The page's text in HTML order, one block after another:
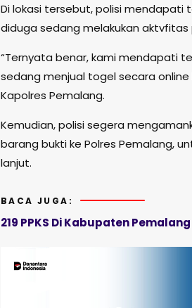
Di lokasi tersebut, polisi mendapati
diduga sedang melakukan aktvfitas
“Ternyata benar, kami mendapati
sedang menjual togel secara
Kapolres Pemalang.
Kemudian, polisi segera
barang bukti ke Polres Pemalang,
lanjut.
BACA JUGA:
219 PPKS Di Kabupaten